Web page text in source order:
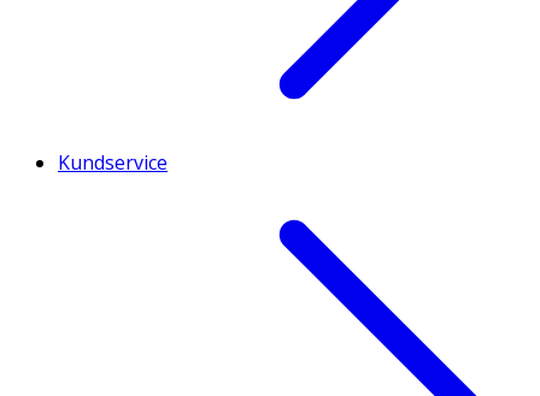
Kundservice